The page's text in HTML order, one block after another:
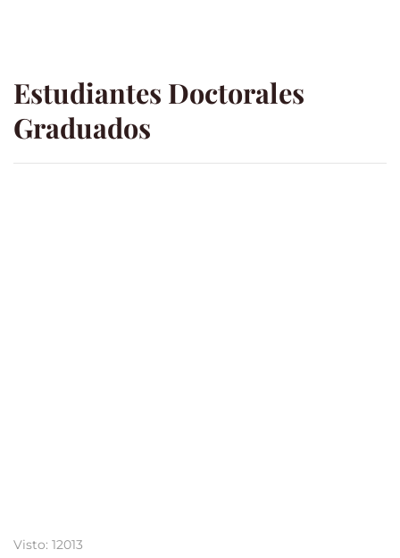
Estudiantes Doctorales
Graduados
Visto: 12013